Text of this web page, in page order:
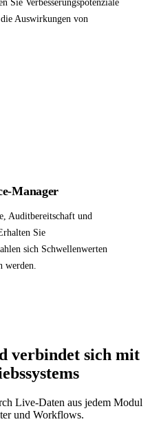
Sie Verbesserungspotenziale
Auswirkungen von
Manager
Auditbereitschaft und
Sie
sich Schwellenwerten
werden.
verbindet sich mit
Live-Daten aus jedem Modul
und Workflows.